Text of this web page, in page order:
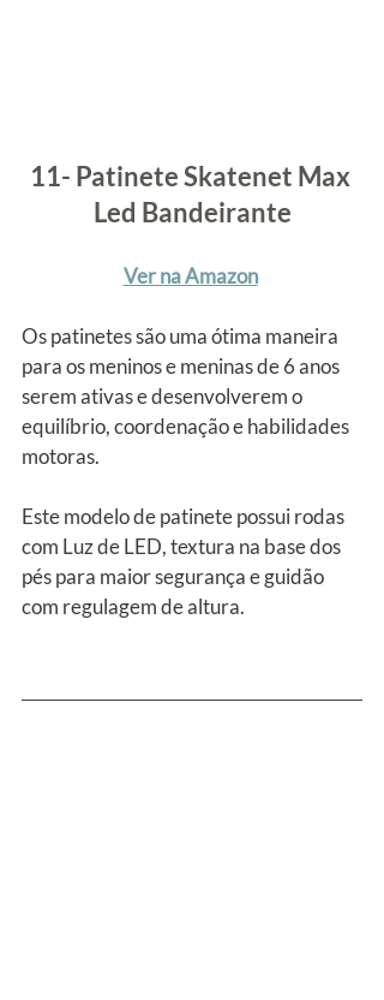
11- Patinete Skatenet Max
Led Bandeirante
Ver na Amazon
Os patinetes são uma ótima maneira
para os meninos e meninas de 6 anos
serem ativas e desenvolverem o
equilíbrio, coordenação e habilidades
motoras.
Este modelo de patinete possui rodas
com Luz de LED, textura na base dos
pés para maior segurança e guidão
com regulagem de altura.